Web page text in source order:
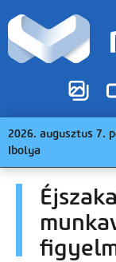
2026. augusztus 7.
Ibolya